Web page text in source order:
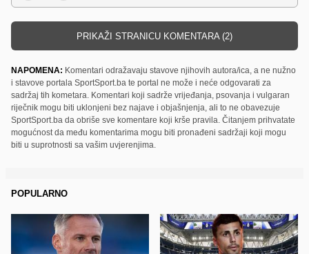
PRIKAŽI STRANICU KOMENTARA (2)
NAPOMENA: Komentari odražavaju stavove njihovih autora/ica, a ne nužno
i stavove portala SportSport.ba te portal ne može i neće odgovarati za
sadržaj tih kometara. Komentari koji sadrže vrijeđanja, psovanja i vulgaran
riječnik mogu biti uklonjeni bez najave i objašnjenja, ali to ne obavezuje
SportSport.ba da obriše sve komentare koji krše pravila. Čitanjem prihvatate
mogućnost da među komentarima mogu biti pronađeni sadržaji koji mogu
biti u suprotnosti sa vašim uvjerenjima.
POPULARNO